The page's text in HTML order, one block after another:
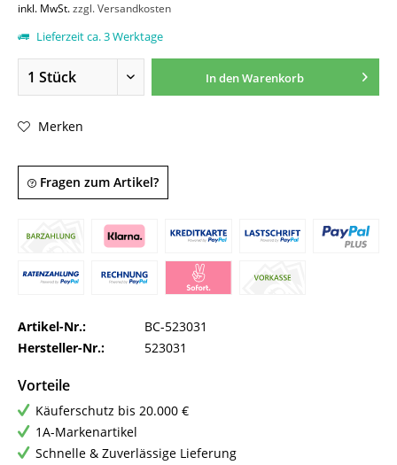
inkl. MwSt.zzgl. Versandkosten
Lieferzeit ca. 3 Werktage
In denWarenkorb
Merken
Fragen zum Artikel?
Artikel-Nr.:
BC-523031
Hersteller-Nr.:
523031
Vorteile
Käuferschutz bis 20.000 €
1A-Markenartikel
Schnelle & Zuverlässige Lieferung